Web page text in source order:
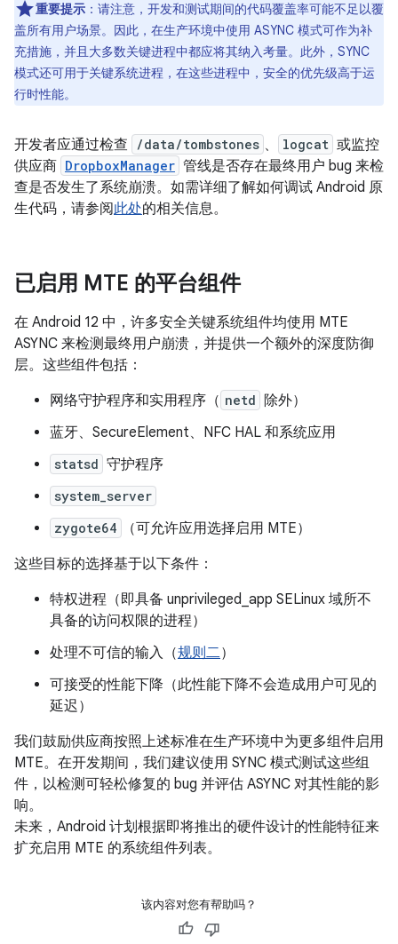
重要提示 ：请注意，开发和测试期间的代码覆盖率可能不足以覆
盖所有用户场景。因此，在生产环境中使用 ASYNC 模式可作为补
充措施，并且大多数关键进程中都应将其纳入考量。此外，SYNC
模式还可用于关键系统进程，在这些进程中，安全的优先级高于运
行时性能。
开发者应通过检查 /data/tombstones 、 logcat 或监控
供应商 DropboxManager 管线是否存在最终用户 bug 来检
查是否发生了系统崩溃。如需详细了解如何调试 Android 原
生代码，请参阅此处的相关信息。
已启用 MTE 的平台组件
在 Android 12 中，许多安全关键系统组件均使用 MTE
ASYNC 来检测最终用户崩溃，并提供一个额外的深度防御
层。这些组件包括：
网络守护程序和实用程序（ netd
除外）
蓝牙、SecureElement、NFC HAL 和系统应用
statsd 守护程序
system_server
zygote64
（可允许应用选择启用 MTE）
这些目标的选择基于以下条件：
特权进程（即具备 unprivileged_app SELinux 域所不
具备的访问权限的进程）
处理不可信的输入（规则二）
可接受的性能下降（此性能下降不会造成用户可见的
延迟）
我们鼓励供应商按照上述标准在生产环境中为更多组件启用
MTE。在开发期间，我们建议使用 SYNC 模式测试这些组
件，以检测可轻松修复的 bug 并评估 ASYNC 对其性能的影
响。
未来，Android 计划根据即将推出的硬件设计的性能特征来
扩充启用 MTE 的系统组件列表。
该内容对您有帮助吗？